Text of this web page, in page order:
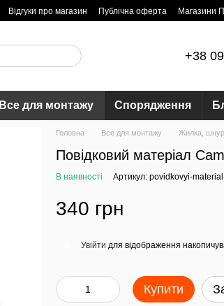
Відгуки про магазин Публічна оферта Магазини
+38
Все для монтажу Спорядження
Головна Все для монтажу Жилка, шнур,
Повідковий матеріал
В наявності Артикул: povidkovyi-
340 грн
Увійти для відображення
Купити